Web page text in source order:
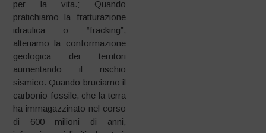
per la vita.; Quando
pratichiamo la fratturazione
idraulica o “fracking”,
alteriamo la conformazione
geologica dei territori
aumentando il rischio
sismico. Quando bruciamo il
carbonio fossile, che la terra
ha immagazzinato nel corso
di 600 milioni di anni,